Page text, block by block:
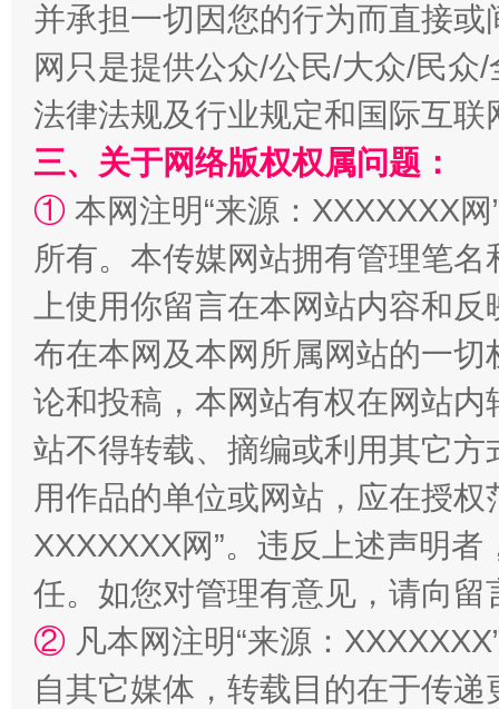
全民健身五年计划来了！等你上场
阿坝州三大球赛在茂县开幕 规模
国家大学科技园优化重塑工作
并承担一切因您的行为而直接
网只是提供公众/公民/大众/民
法律法规及行业规定和国际互
三、关于网络版权权属问题：
① 本网注明“来源：XXXXXXX
所有。本传媒网站拥有管理笔
上使用你留言在本网站内容和
布在本网及本网所属网站的一
论和投稿，本网站有权在网站
站不得转载、摘编或利用其它
用作品的单位或网站，应在授
XXXXXXX网”。违反上述声明
任。如您对管理有意见，请向
② 凡本网注明“来源：
自其它媒体，转载目的在于传